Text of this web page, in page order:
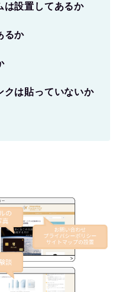
設置してあるか
るか
は貼っていないか